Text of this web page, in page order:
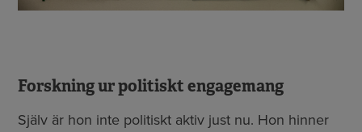
Forskning ur politiskt engagemang
Själv är hon inte politiskt aktiv just nu. Hon hinner